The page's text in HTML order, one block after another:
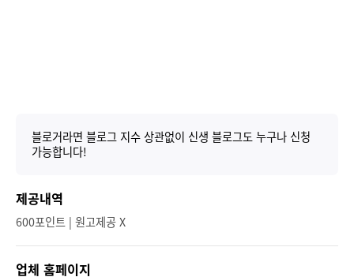
블로거라면 블로그 지수 상관없이 신생 블로그도 누구나 신청
가능합니다!
제공내역
600포인트 | 원고제공 X
업체 홈페이지